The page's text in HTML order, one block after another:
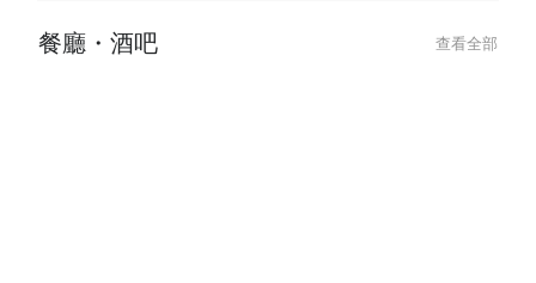
餐廳・酒吧 查看全部